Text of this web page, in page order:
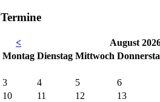
Termine
<
August
Montag Dienstag Mittwoch Do
3
4 5 6
10
11 12 13